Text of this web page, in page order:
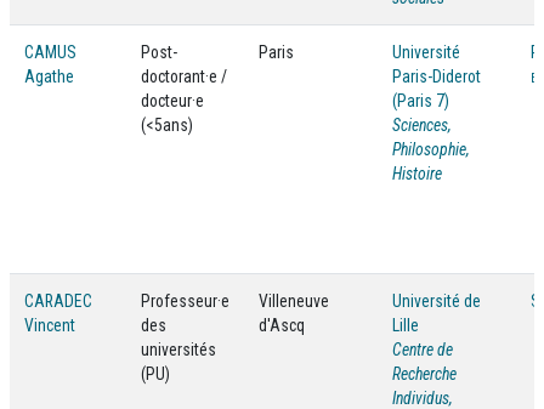
CAMUS
Agathe
Post-
doctorant·e /
docteur·e
(<5ans)
Paris
Université
Paris-Diderot
(Paris 7)
Sciences,
Philosophie,
Histoire
CARADEC
Vincent
Professeur·e
des
universités
(PU)
Villeneuve
d'Ascq
Université de
Lille
Centre de
Recherche
Individus,